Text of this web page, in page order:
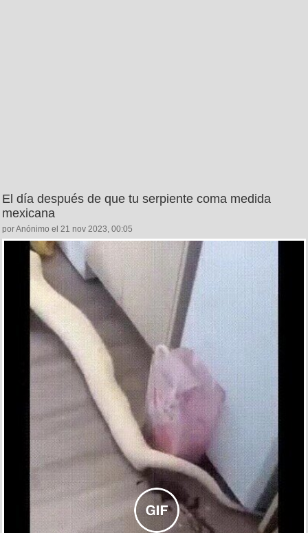
El día después de que tu serpiente coma medida
mexicana
por Anónimo el 21 nov 2023, 00:05